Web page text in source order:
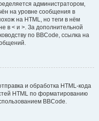
администратором,
на уровне сообщения в
на HTML, но теги в нём
в < и >. За дополнительной
по BBCode, ссылка на
и обработка HTML-кода
HTML по форматированию
BBCode.